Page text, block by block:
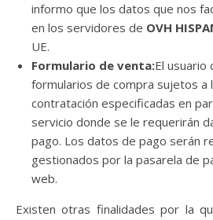
informo que los datos que nos
en los servidores de OVH
UE.
Formulario de venta:El
formularios de compra sujetos a
contratación especificadas en
servicio donde se le requerirán
pago. Los datos de pago serán
gestionados por la pasarela de
web.
Existen otras finalidades por la